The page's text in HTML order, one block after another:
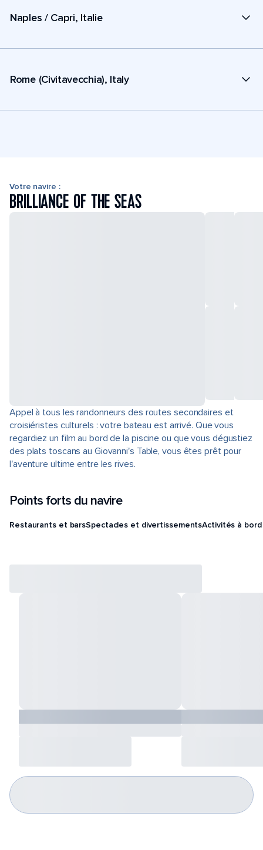
Naples / Capri, Italie
Rome (Civitavecchia), Italy
Votre navire :
BRILLIANCE OF THE SEAS
Appel à tous les randonneurs des routes secondaires et
croisiéristes culturels : votre bateau est arrivé. Que vous
regardiez un film au bord de la piscine ou que vous dégustiez
des plats toscans au Giovanni's Table, vous êtes prêt pour
l'aventure ultime entre les rives.
Points forts du navire
Restaurants et barsSpectacles et divertissementsActivités à bord